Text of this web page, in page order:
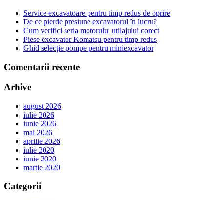
Service excavatoare pentru timp redus de oprire
De ce pierde presiune excavatorul în lucru?
Cum verifici seria motorului utilajului corect
Piese excavator Komatsu pentru timp redus
Ghid selecție pompe pentru miniexcavator
Comentarii recente
Arhive
august 2026
iulie 2026
iunie 2026
mai 2026
aprilie 2026
iulie 2020
iunie 2020
martie 2020
Categorii